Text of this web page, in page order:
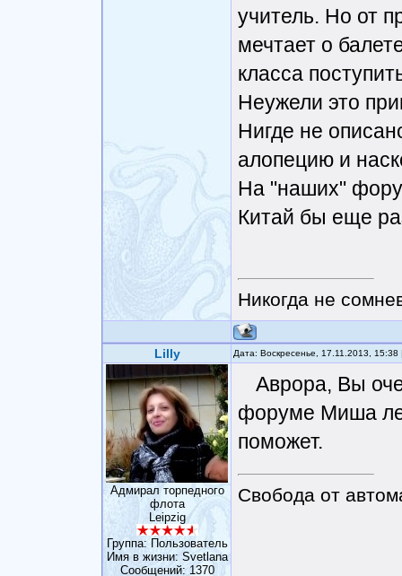
учитель. Но от
мечтает о
класса
Неужели это
Нигде не
алопецию и
На "наших"
Китай бы еще
Никогда не
Lilly Дата: Воскресенье, 17.11.2013,
Адмирал торпедного
флота
Leipzig
Группа: Пользователь
Имя в жизни: Svetlana
Сообщений: 1370
Аврора, Вы
форуме Миша
поможет.
Свобода от